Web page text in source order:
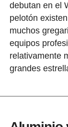
debutan en el
pelotón
muchos
equipos
relativamente
grandes